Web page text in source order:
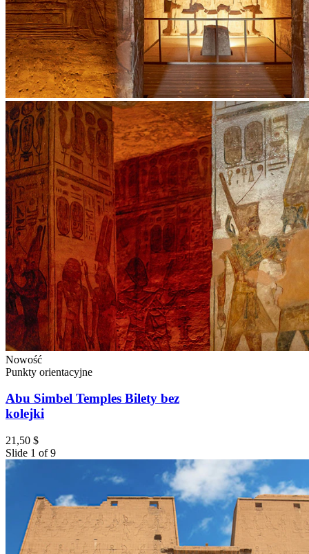
Nowość
Punkty orientacyjne
Abu Simbel Temples Bilety bez
kolejki
21,50 $
Slide 1 of 9